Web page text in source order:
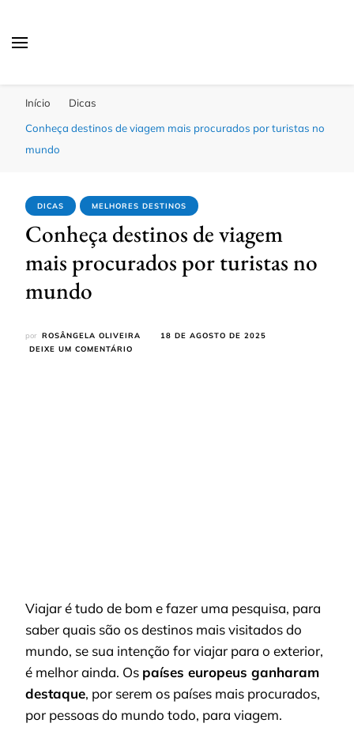
Início
Dicas
Conheça destinos de viagem mais procurados por turistas no
mundo
DICAS MELHORES DESTINOS
Conheça destinos de viagem
mais procurados por turistas no
mundo
por ROSÂNGELA OLIVEIRA
18 DE AGOSTO DE 2025
DEIXE UM COMENTÁRIO
Viajar é tudo de bom e fazer uma pesquisa, para
saber quais são os destinos mais visitados do
mundo, se sua intenção for viajar para o exterior,
é melhor ainda. Os países europeus ganharam
destaque, por serem os países mais procurados,
por pessoas do mundo todo, para viagem.